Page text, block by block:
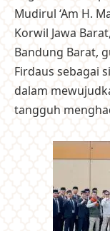
Mudirul ‘Am H.
Korwil Jawa
Bandung Barat,
Firdaus sebagai
dalam
tangguh